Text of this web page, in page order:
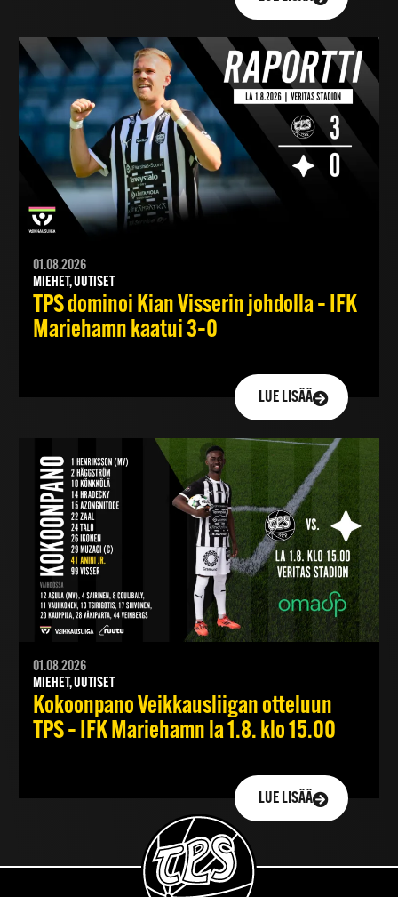
01.08.2026
MIEHET, UUTISET
TPS dominoi Kian Visserin johdolla – IFK
Mariehamn kaatui 3–0
LUE LISÄÄ
01.08.2026
MIEHET, UUTISET
Kokoonpano Veikkausliigan otteluun
TPS – IFK Mariehamn la 1.8. klo 15.00
LUE LISÄÄ